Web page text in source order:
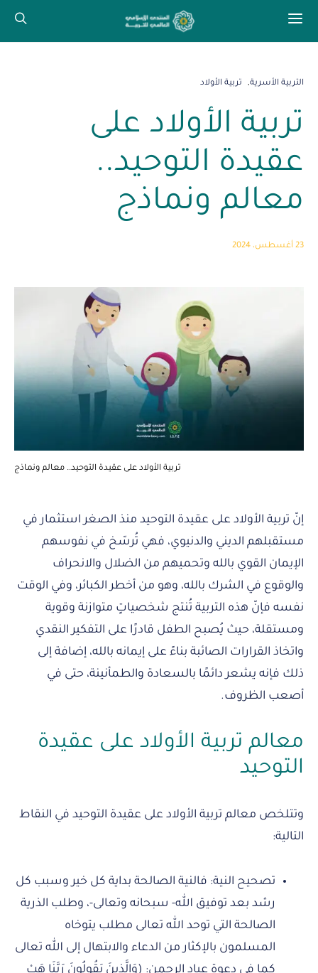
التربية الأسرية تربية الأولاد
تربية الأولاد على
عقيدة التوحيد..
معالم ونماذج
23 أغسطس، 2024
تربية الأولاد على عقيدة التوحيد.. معالم ونماذج
إنّ تربية الأولاد على عقيدة التوحيد منذ الصغر استثمار في
مستقبلهم الديني والدنيوي، فهي تُرسّخ في نفوسهم
الإيمان القوي بالله وتحميهم من الضلال والانحراف
والوقوع في الشرك بالله، وهو من أخطر الكبائر، وفي الوقت
نفسه فإنّ هذه التربية تُنتج شخصياتٍ متوازنة وقوية
ومستقلة، حيث يُصبح الطفل قادرًا على التفكير النقدي
واتخاذ القرارات الصائبة بناءً على إيمانه بالله، إضافة إلى
ذلك فإنه يشعر دائمًا بالسعادة والطمأنينة، حتى في
أصعب الظروف.
معالم تربية الأولاد على عقيدة
التوحيد
وتتلخص معالم تربية الأولاد على عقيدة التوحيد في النقاط
التالية:
تصحيح النية: فالنية الصالحة بداية كل خير وسبب كل
رشد بعد توفيق الله- سبحانه وتعالى-، وطلب الذرية
الصالحة التي توحد الله تعالى مطلب يتوخاه
المسلمون بالإكثار من الدعاء والابتهال إلى الله تعالى
كما في دعوة عباد الرحمن: (وَالَّذِينَ يَقُولُونَ رَبَّنَا هَبْ